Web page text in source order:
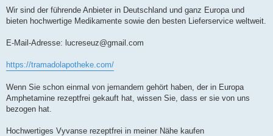
Wir sind der führende Anbieter in Deutschland und ganz Europa und
bieten hochwertige Medikamente sowie den besten Lieferservice weltweit.
E-Mail-Adresse: lucreseuz@gmail.com
https://tramadolapotheke.com/
Wenn Sie schon einmal von jemandem gehört haben, der in Europa
Amphetamine rezeptfrei gekauft hat, wissen Sie, dass er sie von uns
bezogen hat.
Hochwertiges Vyvanse rezeptfrei in meiner Nähe kaufen